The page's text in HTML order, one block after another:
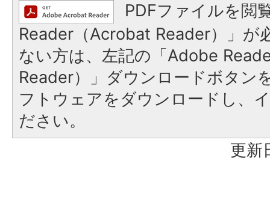
PDFファイルを閲
Reader（Acrobat Reader）」が
ない方は、左記の「Adobe
Reader）」ダウンロードボタン
フトウェアをダウンロードし、
ださい。
更新